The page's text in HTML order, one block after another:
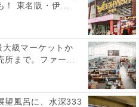
分な皮脂を落とすために、
任せにゴシゴシと顔を洗っ
肌に必要な水分や油分を奪
。 洗顔をする時は手を清潔
て、たっぷりの泡で優しく
！ 東名阪・伊...
大級マーケットか
所まで。ファー...
望風呂に、水深333